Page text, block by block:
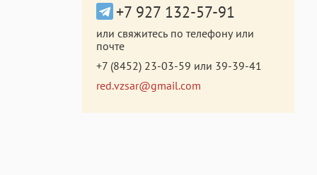
+7 927 132-57-91
или свяжитесь по телефону или
почте
+7 (8452) 23-03-59 или 39-39-41
red.vzsar@gmail.com